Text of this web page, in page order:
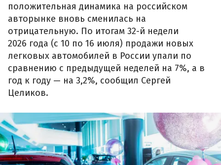
положительная динамика на российском
авторынке вновь сменилась на
отрицательную. По итогам 32-й недели
2026 года (с 10 по 16 июля) продажи новых
легковых автомобилей в России упали по
сравнению с предыдущей неделей на 7%, а в
год к году — на 3,2%, сообщил Сергей
Целиков.